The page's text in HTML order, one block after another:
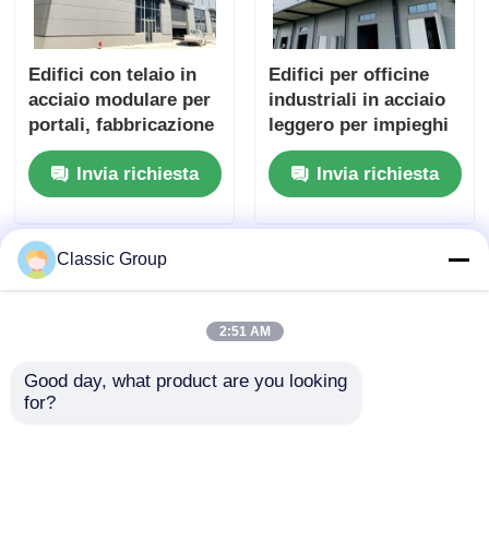
Edifici con telaio in
acciaio modulare per
portali, fabbricazione
pannelli ALC
personalizzati
Invia richiesta
Edifici per officine
industriali in acciaio
leggero per impieghi
gravosi
Invia richiesta
Classic Group
2:51 AM
Good day, what product are you looking
for?